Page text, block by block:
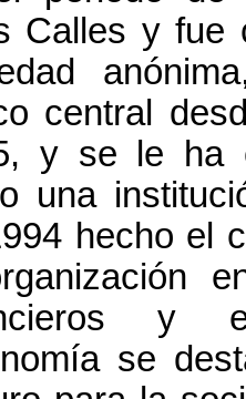
Calles y fue
central
y se le ha
una
hecho el
y
se